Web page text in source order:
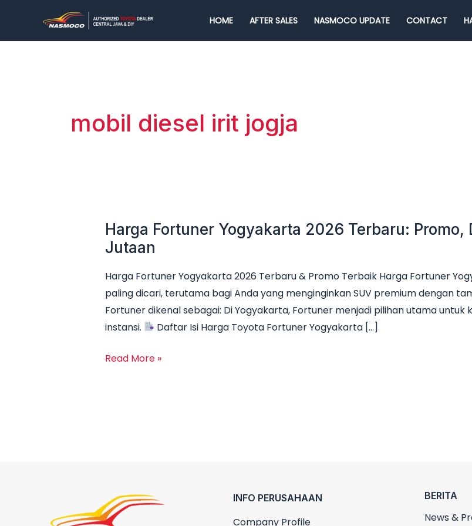
konten
HOME AFTER SALES NASMOCO UPDATE CONTACT
mobil diesel irit jogja
Harga Fortuner Yogyakarta 2026 Terbaru: Promo,
Jutaan
Harga Fortuner Yogyakarta 2026 Terbaru & Promo Terbaik Harga Fortuner
paling dicari, terutama bagi Anda yang menginginkan SUV premium dengan
Fortuner dikenal sebagai: Di Yogyakarta, Fortuner menjadi pilihan utama untuk
instansi.
Daftar Isi Harga Toyota Fortuner Yogyakarta […]
Harga
Fortuner
2026
Terbaru:
Promo,
DP
&
Read More »
INFO PERUSAHAAN
Company Profile
BERITA
News &